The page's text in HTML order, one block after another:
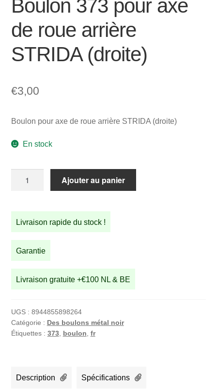
Boulon 373 pour axe
de roue arrière
STRIDA (droite)
€3,00
Boulon pour axe de roue arrière STRIDA (droite)
En stock
373
pour
de
roue
STRIDA
Ajouter au panier
Livraison rapide du stock !
Garantie
Livraison gratuite +€100 NL & BE
UGS : 8944855898264
Catégorie : Des boulons métal noir
Étiquettes : 373, boulon fr
Description Spécifications